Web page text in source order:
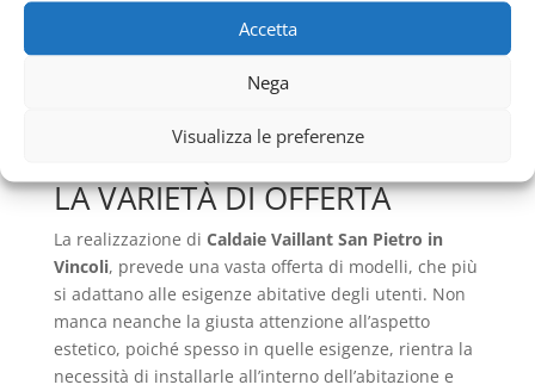
Accetta
Nega
Visualizza le preferenze
ben neutralizzati dai prodotti del lavaggio e dagli
11071, le caldaie con potenza al focolare inferiore ai
35 kW, possono scaricare in fogna senza provvedere
a neutralizzare l’acidità dei fumi.
LA VARIETÀ DI OFFERTA
La realizzazione di Caldaie Vaillant San Pietro in
Vincoli, prevede una vasta offerta di modelli, che più
si adattano alle esigenze abitative degli utenti. Non
manca neanche la giusta attenzione all’aspetto
estetico, poiché spesso in quelle esigenze, rientra la
necessità di installarle all’interno dell’abitazione e